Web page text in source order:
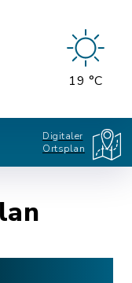
19 °C
Digitaler
Ortsplan